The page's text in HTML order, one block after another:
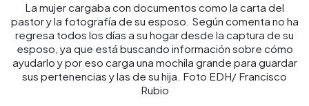
La mujer cargaba con documentos como la carta del
pastor y la fotografía de su esposo. Según comenta no ha
regresa todos los días a su hogar desde la captura de su
esposo, ya que está buscando información sobre cómo
ayudarlo y por eso carga una mochila grande para guardar
sus pertenencias y las de su hija. Foto EDH/ Francisco
Rubio